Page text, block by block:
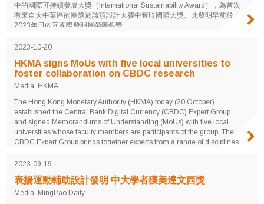
中的國際可持續發展大獎（International Sustainability Award），為首次
有來自大中華區的團隊於該項設計大賽中奪取國際大獎。此發明早前於
2023年日內瓦國際發明展榮獲銀獎。
2023-10-20
HKMA signs MoUs with five local universities to
foster collaboration on CBDC research
Media: HKMA
The Hong Kong Monetary Authority (HKMA) today (20 October)
established the Central Bank Digital Currency (CBDC) Expert Group
and signed Memorandums of Understanding (MoUs) with five local
universities whose faculty members are participants of the group. The
CBDC Expert Group brings together experts from a range of disciplines,
which are relevant to the HKMA’s research work...
2023-09-19
表揚運動輔助設計發明 中大學者獲美達文西獎
Media: MingPao Daily